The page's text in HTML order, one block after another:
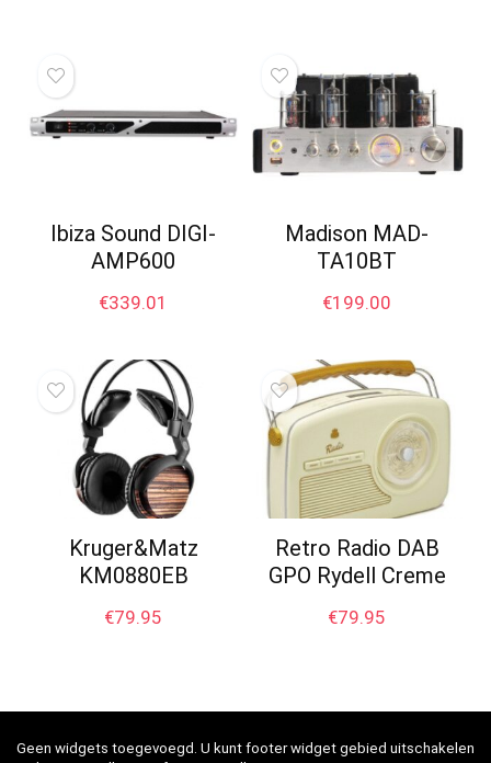
Ibiza Sound DIGI-
AMP600
€339.01
Madison MAD-
TA10BT
€199.00
Kruger&Matz
KM0880EB
€79.95
Retro Radio DAB
GPO Rydell Creme
€79.95
Geen widgets toegevoegd. U kunt footer widget gebied uitschakelen